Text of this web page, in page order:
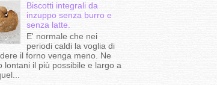
Biscotti integrali da
inzuppo senza burro e
senza latte.
E' normale che nei
periodi caldi la voglia di
il forno venga meno. Ne
lontani il più possibile e largo a